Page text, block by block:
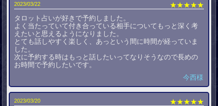
2023/03/22
★★★★★
タロット占いが好きで予約しました。
よく当たっていて付き合っている相手についてもっと深く考
えたいと思えるようになりました。
とても話しやすく楽しく、あっという間に時間が経っていま
した。
次に予約する時はもっと話したいってなりそうなので長めの
お時間で予約したいです。
今西様
2023/03/20
★★★★★